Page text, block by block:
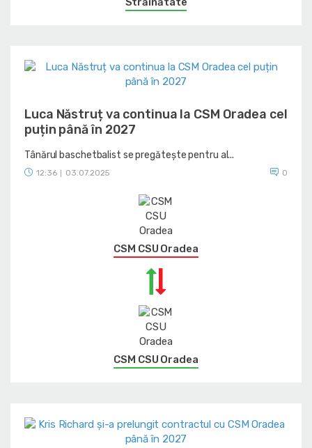
Luca Năstruț va continua la CSM Oradea cel
puțin până în 2027
Tânărul baschetbalist se pregătește pentru al...
12:36 03.07.2025 0
CSM CSU Oradea
CSM CSU Oradea